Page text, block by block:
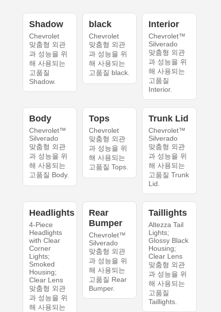
Shadow
Chevrolet
맞춤형 외관
과 성능을 위
해 사용되는
고품질
Shadow.
black
Chevrolet
맞춤형 외관
과 성능을 위
해 사용되는
고품질 black.
Interior
Chevrolet™
Silverado
맞춤형 외관
과 성능을 위
해 사용되는
고품질
Interior.
Body
Chevrolet™
Silverado
맞춤형 외관
과 성능을 위
해 사용되는
고품질 Body.
Tops
Chevrolet
맞춤형 외관
과 성능을 위
해 사용되는
고품질 Tops.
Trunk Lid
Chevrolet™
Silverado
맞춤형 외관
과 성능을 위
해 사용되는
고품질 Trunk
Lid.
Headlights
4-Piece
Headlights
with Clear
Corner
Lights;
Smoked
Housing;
Clear Lens
맞춤형 외관
과 성능을 위
해 사용되는
Rear
Bumper
Chevrolet™
Silverado
맞춤형 외관
과 성능을 위
해 사용되는
고품질 Rear
Bumper.
Taillights
Altezza Tail
Lights;
Glossy Black
Housing;
Clear Lens
맞춤형 외관
과 성능을 위
해 사용되는
고품질
Taillights.